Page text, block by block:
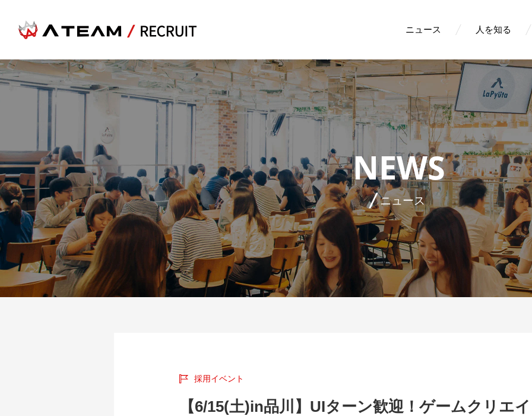
ニュース 人を知る
NEWS
ニュース
採用イベント
【6/15(土)in品川】UIターン歓迎！ゲームクリエ